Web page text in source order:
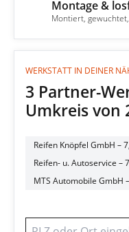
Montage &
Montiert,
WERKSTATT IN DEINER
3 Partner-
Umkreis von
Reifen Knöpfel GmbH –
Reifen- u. Autoservice –
MTS Automobile GmbH